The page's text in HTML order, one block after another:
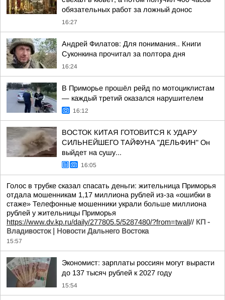
обязательных работ за ложный донос
16:27
Андрей Филатов: Для понимания.. Книги
Суконкина прочитал за полтора дня
16:24
В Приморье прошёл рейд по мотоциклистам
— каждый третий оказался нарушителем
16:12
ВОСТОК КИТАЯ ГОТОВИТСЯ К УДАРУ
СИЛЬНЕЙШЕГО ТАЙФУНА "ДЕЛЬФИН" Он
выйдет на сушу...
16:05
Голос в трубке сказал спасать деньги: жительница Приморья
отдала мошенникам 1,17 миллиона рублей из-за «ошибки в
стаже» Телефонные мошенники украли больше миллиона
рублей у жительницы Приморья
https://www.dv.kp.ru/daily/277805.5/5287480/?from=twall// КП -
Владивосток | Новости Дальнего Востока
15:57
Экономист: зарплаты россиян могут вырасти
до 137 тысяч рублей к 2027 году
15:54